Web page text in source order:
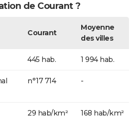
de Courant ?
Courant
Moyenne
des villes
445 hab. 1 994 hab.
n°17 714 -
29 hab/km² 168 hab/km²